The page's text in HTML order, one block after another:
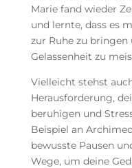
Marie fand wieder
und lernte, dass es
zur Ruhe zu
Gelassenheit zu
Vielleicht stehst
Herausforderung,
beruhigen und
Beispiel an
bewusste Pausen
Wege, um deine